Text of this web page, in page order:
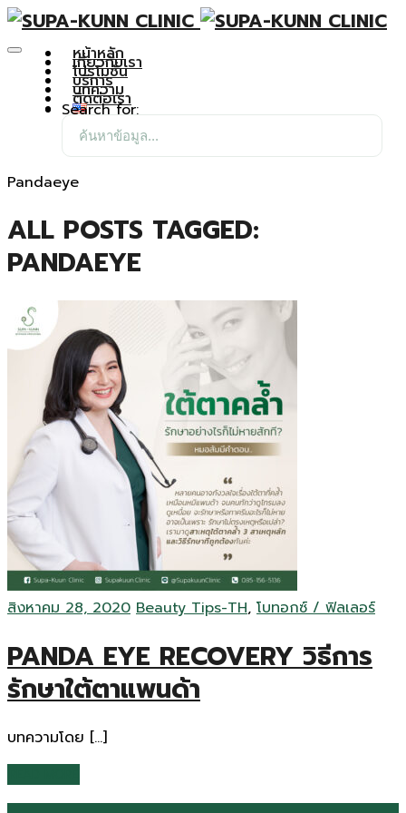
หน้าหลัก
เกี่ยวกับเรา
โปรโมชั่น
บริการ
บทความ
ติดต่อเรา
Search for:
Pandaeye
ALL POSTS TAGGED:
PANDAEYE
สิงหาคม 28, 2020 Beauty Tips-TH, โบทอกซ์ / ฟิลเลอร์
PANDA EYE RECOVERY วิธีการ
รักษาใต้ตาแพนด้า
บทความโดย […]